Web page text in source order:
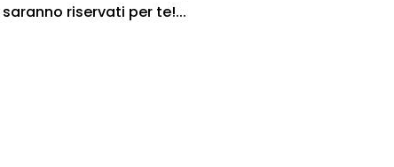
riservati per te!...